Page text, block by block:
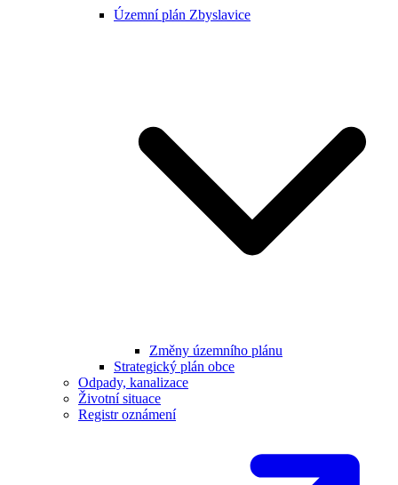
Územní plán Zbyslavice
Změny územního plánu
Strategický plán obce
Odpady, kanalizace
Životní situace
Registr oznámení